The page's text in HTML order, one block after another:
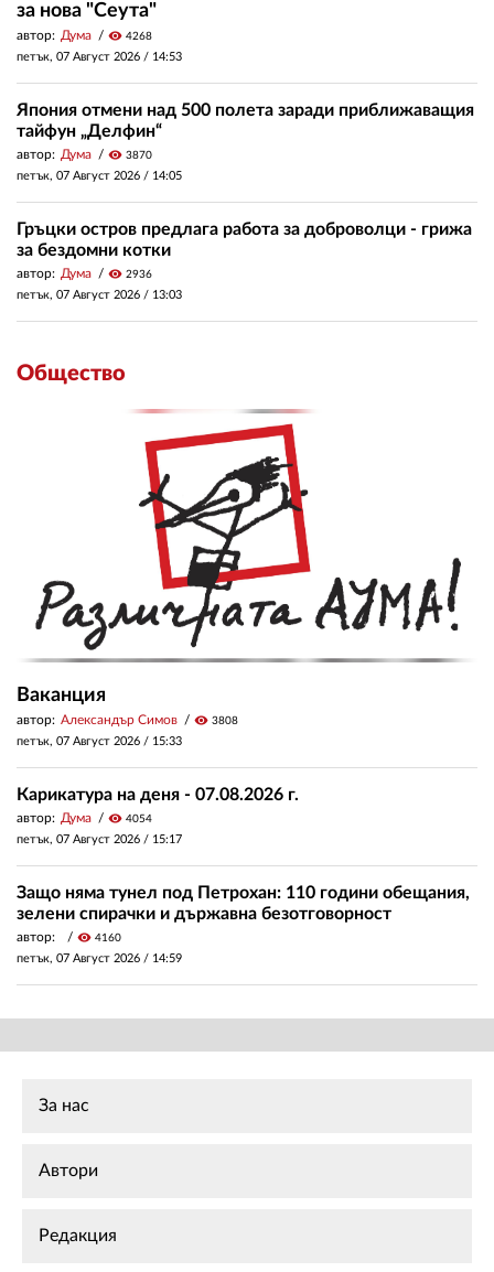
за нова "Сеута"
автор: Дума visibility 4268
петък, 07 Август 2026 / 14:53
Япония отмени над 500 полета заради приближаващия
тайфун „Делфин“
автор: Дума visibility 3870
петък, 07 Август 2026 / 14:05
Гръцки остров предлага работа за доброволци - грижа
за бездомни котки
автор: Дума visibility 2936
петък, 07 Август 2026 / 13:03
Общество
Ваканция
автор: Александър Симов visibility 3808
петък, 07 Август 2026 / 15:33
Карикатура на деня - 07.08.2026 г.
автор: Дума visibility 4054
петък, 07 Август 2026 / 15:17
Защо няма тунел под Петрохан: 110 години обещания,
зелени спирачки и държавна безотговорност
автор: visibility 4160
петък, 07 Август 2026 / 14:59
За нас
Автори
Редакция